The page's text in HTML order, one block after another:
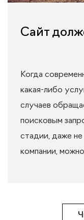
Сайт
Когда
какая-либо
случаев
поисковым
стадии, даже не
компании,